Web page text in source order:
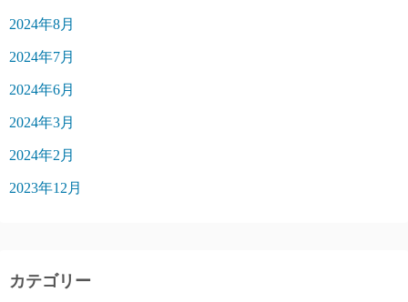
2024年8月
2024年7月
2024年6月
2024年3月
2024年2月
2023年12月
カテゴリー